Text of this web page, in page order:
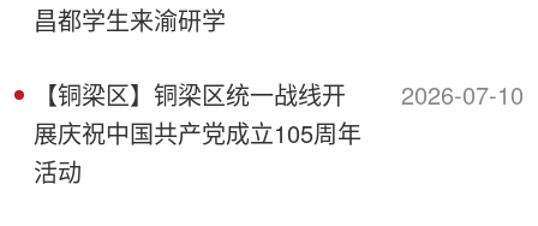
昌都学生来渝研学
【铜梁区】铜梁区统一战线开
展庆祝中国共产党成立105周年
活动
2026-07-10